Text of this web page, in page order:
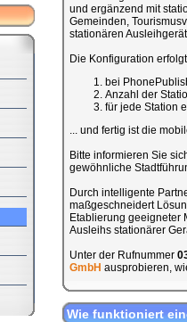
und ergänzend mit
Gemeinden,
stationären
Die Konfiguration
bei
Anzahl der
für jede Station
... und fertig ist die
Bitte informieren Sie
gewöhnliche
Durch intelligente
maßgeschneidert
Etablierung geeigneter
Ausleihs stationärer
Unter der Rufnummer
GmbH ausprobieren,
Wie funktioniert